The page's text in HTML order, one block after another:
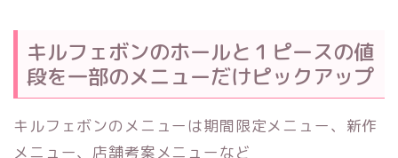
キルフェボンのホールと１ピースの値
段を一部のメニューだけピックアップ
キルフェボンのメニューは期間限定メニュー、新作
メニュー、店舗考案メニューなど